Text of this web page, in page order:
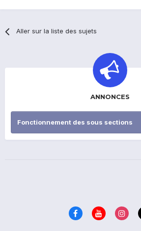
Aller sur la liste des sujets
ANNONCES
Fonctionnement des sous sections